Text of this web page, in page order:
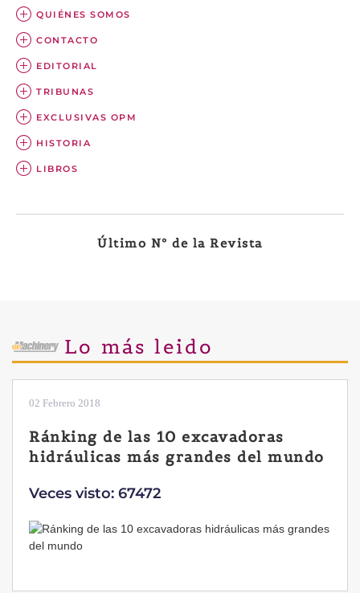
QUIÉNES SOMOS
CONTACTO
EDITORIAL
TRIBUNAS
EXCLUSIVAS OPM
HISTORIA
LIBROS
Último Nº de la Revista
Lo más leido
02 Febrero 2018
Ránking de las 10 excavadoras
hidráulicas más grandes del mundo
Veces visto: 67472